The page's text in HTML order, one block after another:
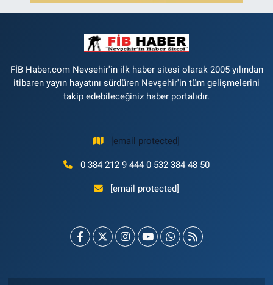
FİB Haber.com Nevsehir'in ilk haber sitesi olarak 2005 yılından
itibaren yayın hayatını sürdüren Nevşehir'in tüm gelişmelerini
takip edebileceğiniz haber portalıdır.
[email protected]
0 384 212 9 444 0 532 384 48 50
[email protected]